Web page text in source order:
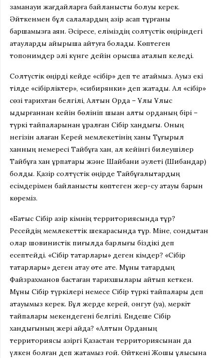
заманауи жағдайларға байланысты болуы керек.
Әйткенмен бұл салалардың қазір ақсап тұрғаны
баршамызға аян. Әсіресе, еліміздің солтүстік өңіріндегі
атауларды айырықша айтуға болады. Көптеген
топонимдер әлі күнге дейін орысша аталып келеді.
Солтүстік өңірді кейде «сібір» деп те атаймыз. Ауыз екі
тілде «сібірліктер», «сибирянки» деп жатады. Ал «сібір»
сөзі тарихтан белгілі, Алтын Орда – Ұлық Ұлыс
ыдырғаннан кейін бөлініп шыққан алты орданың бірі –
түркі тайпаларынан құралған Сібір хандығы. Оның
негізін қалаған Керей мемлекетінің ханы Тұғырыл
ханның немересі Тайбұға хан, ал кейінгі билеушілер
Тайбұға хан ұрпақтары және Шайбани әулеті (Шибандар)
болды. Қазір солтүстік өңірде Тайбұғалықтардың
есімдерімен байланысты көптеген жер-су атауы барын
көреміз.
«Батыс Сібір қазір кімнің территориясында тұр?
Ресейдің мемлекеттік шекарасында тұр. Міне, сондықтан
олар шовинистік пиғылда барлығы біздікі деп
есептейді. «Сібір татарлары» деген кімдер? «Сібір
татарлары» деген атау өте қате. Мұны татардың
Файзрахманов бастаған тарихшылары айтып кеткен.
Мұны Сібір түркілері немесе Сібір түркі тайпалары деп
атауымыз керек. Бұл жерде керей, онгут (уақ), меркіт
тайпалары мекендегені белгілі. Ендеше Сібір
хандығының жері қайда? «Алтын Орданың
территориясы қазіргі Қазақстан территориясынан да
үлкен болған деп жатамыз ғой. Өйткені Жошы ұлысына